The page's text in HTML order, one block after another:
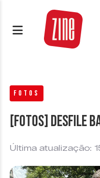
FOTOS
[FOTOS] Desfile
Última atualização: